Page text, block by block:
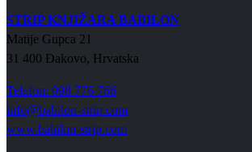
STRIP KNJIŽARA BABILON
Matije Gupca 21
31 400 Đakovo, Hrvatska
Telefon: 098 776 766
info@babilon-strip.com
www.babilon-strip.com